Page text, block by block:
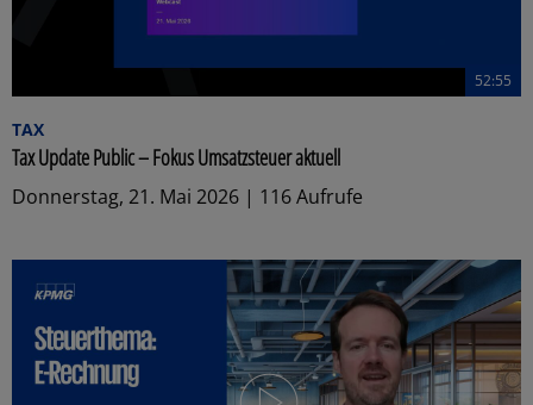
52:55
TAX
Tax Update Public – Fokus Umsatzsteuer aktuell
Donnerstag, 21. Mai 2026 | 116 Aufrufe